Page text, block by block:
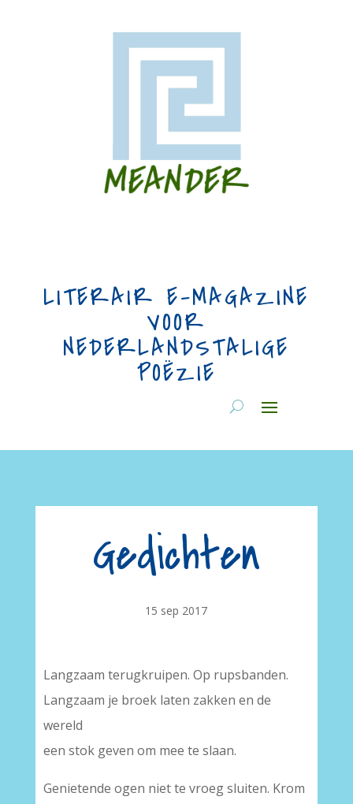
LITERAIR E-MAGAZINE
VOOR
NEDERLANDSTALIGE
POËZIE
Gedichten
15 sep 2017
Langzaam terugkruipen. Op rupsbanden.
Langzaam je broek laten zakken en de
wereld
een stok geven om mee te slaan.
Genietende ogen niet te vroeg sluiten. Krom